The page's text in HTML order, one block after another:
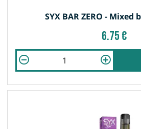
SYX BAR ZERO - Mixed
6.75 €